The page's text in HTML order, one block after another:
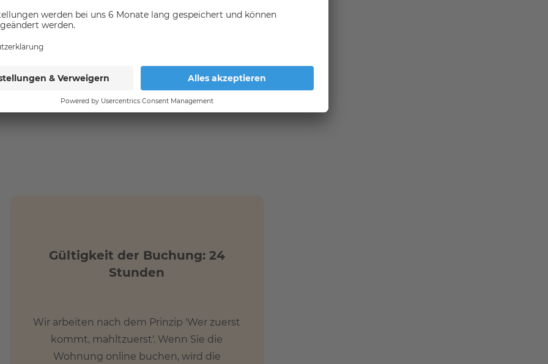
Gültigkeit der Buchung: 24
Stunden
Wir arbeiten nach dem Prinzip 'Wer zuerst
kommt, mahltzuerst'. Wenn Sie die
Wohnung online buchen, wird die